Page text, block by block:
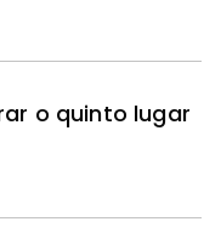
o quinto lugar